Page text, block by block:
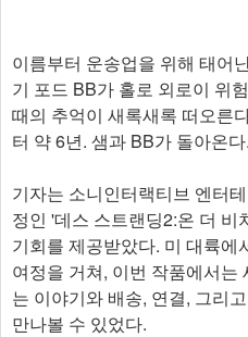
이름부터 운송업을 위해 태어
기 포드 BB가 홀로 외로이 위
때의 추억이 새록새록 떠오른
터 약 6년. 샘과 BB가 돌아온다.
기자는 소니인터랙티브 엔터
정인 '데스 스트랜딩2:온 더 비
기회를 제공받았다. 미 대륙에
여정을 거쳐, 이번 작품에서는
는 이야기와 배송, 연결, 그리
만나볼 수 있었다.